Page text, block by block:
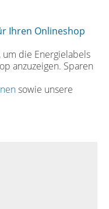
Ihren Onlineshop
die Energielabels
anzuzeigen. Sparen
sowie unsere